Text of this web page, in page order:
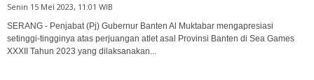
Senin 15 Mei 2023, 11:01 WIB
SERANG - Penjabat (Pj) Gubernur Banten Al Muktabar mengapresiasi
setinggi-tingginya atas perjuangan atlet asal Provinsi Banten di Sea Games
XXXII Tahun 2023 yang dilaksanakan...